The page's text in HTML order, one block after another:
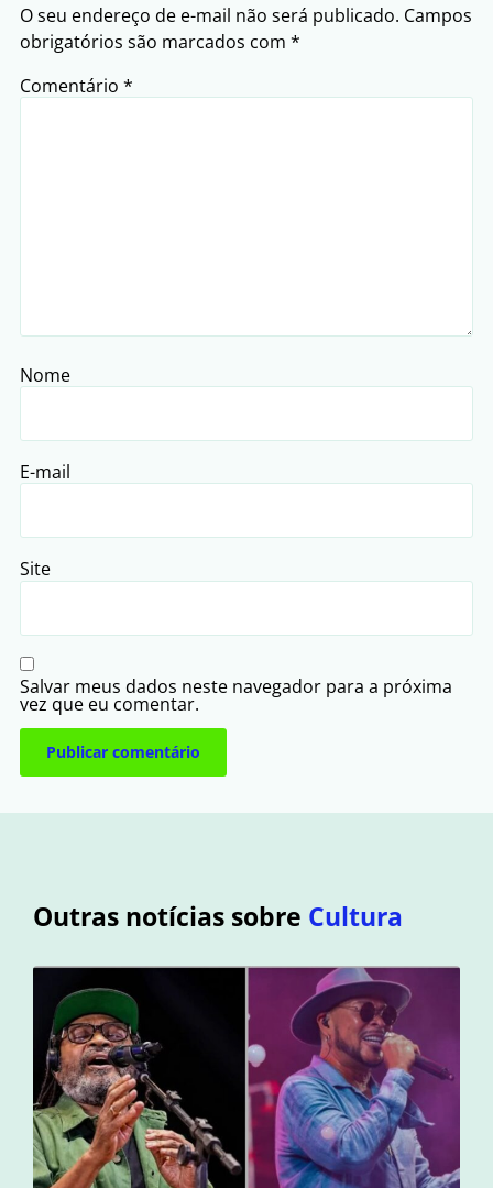
O seu endereço de e-mail não será publicado. Campos
obrigatórios são marcados com *
Comentário *
Nome
E-mail
Site
Salvar meus dados neste navegador para a próxima
vez que eu comentar.
Outras notícias sobre Cultura